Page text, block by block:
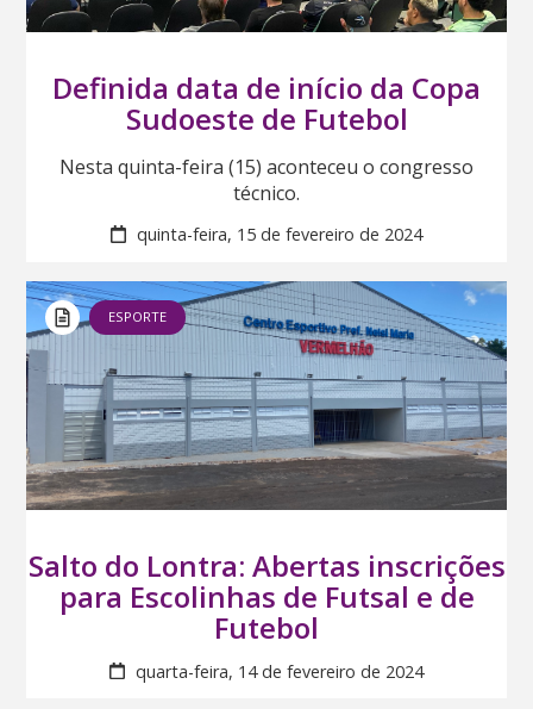
Definida data de início da Copa
Sudoeste de Futebol
Nesta quinta-feira (15) aconteceu o congresso
técnico.
quinta-feira, 15 de fevereiro de 2024
ESPORTE
Salto do Lontra: Abertas inscrições
para Escolinhas de Futsal e de
Futebol
quarta-feira, 14 de fevereiro de 2024